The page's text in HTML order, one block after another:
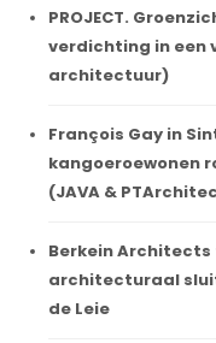
PROJECT.
verdichting in een
architectuur)
François Gay in
kangoeroewonen
(JAVA &
Berkein Architects
architecturaal
de Leie